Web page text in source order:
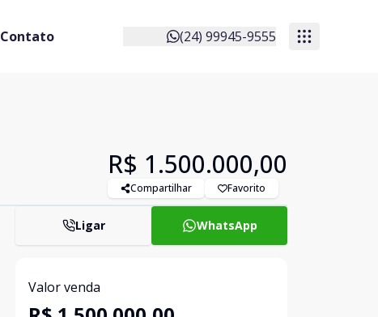
Contato (24) 99945-9555
R$ 1.500.000,00
Compartilhar Favorito
Ligar WhatsApp
Valor venda